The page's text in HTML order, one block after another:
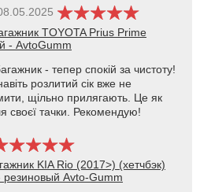
TOYOTA Prius Prime
- AvtoGumm
- тепер спокій за чистоту!
розлитий сік вже не
щільно прилягають. Це як
своєї тачки. Рекомендую!
KIA Rio (2017>) (хетчбэк)
резиновый Avto-Gumm